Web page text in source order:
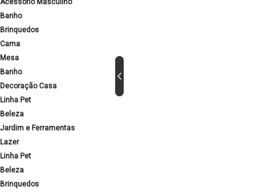
Acessório Masculino
Banho
Brinquedos
Cama
Mesa
Banho
Decoração Casa
Linha Pet
Beleza
Jardim e Ferramentas
Lazer
Linha Pet
Beleza
Brinquedos